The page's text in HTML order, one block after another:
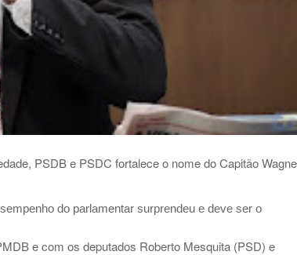
PSDB e PSDC fortalece o nome do Capitão
do parlamentar surprendeu e deve ser o
e com os deputados Roberto Mesquita (PSD) e